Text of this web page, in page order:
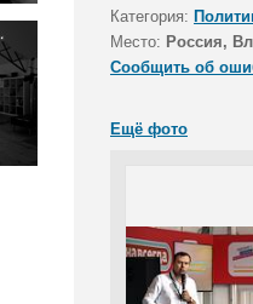
Категория:
Место: Россия,
Сообщить об
Ещё фото